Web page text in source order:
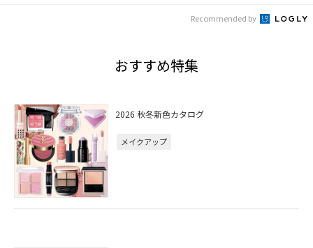
Recommended by
おすすめ特集
2026 秋冬新色カタログ
メイクアップ